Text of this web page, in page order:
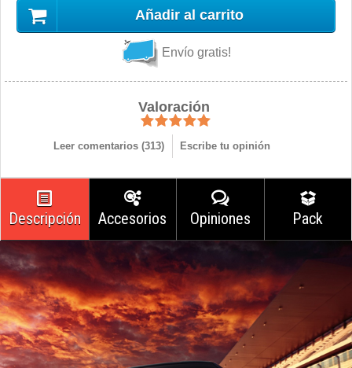
Añadir al carrito
Envío gratis!
Valoración
Leer comentarios (313) Escribe tu opinión
Descripción Accesorios Opiniones Pack